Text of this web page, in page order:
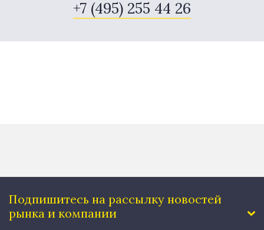
+7 (495) 255 44 26
Подпишитесь на рассылку новостей
рынка и компании